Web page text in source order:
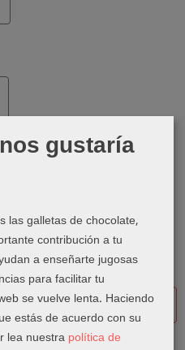
de datos.
gustaría
las galletas de chocolate,
contribución a tu
a enseñarte jugosas
para facilitar tu
se vuelve lenta. Haciendo
estás de acuerdo con su
lea nuestra política de